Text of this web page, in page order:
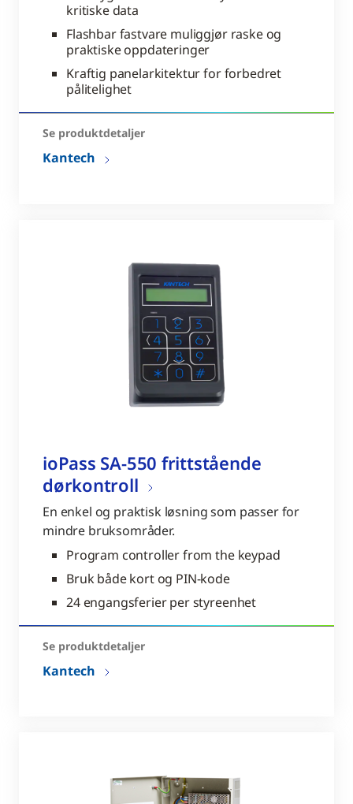
kritiske data
Flashbar fastvare muliggjør raske og
praktiske oppdateringer
Kraftig panelarkitektur for forbedret
pålitelighet
Se produktdetaljer
Kantech
ioPass SA-550 frittstående
dørkontroll
En enkel og praktisk løsning som passer for
mindre bruksområder.
Program controller from the keypad
Bruk både kort og PIN-kode
24 engangsferier per styreenhet
Se produktdetaljer
Kantech